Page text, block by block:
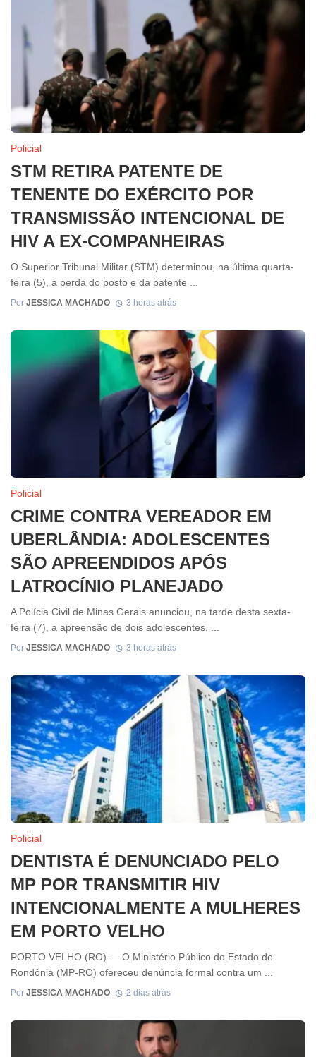
Policial
STM RETIRA PATENTE DE
TENENTE DO EXÉRCITO POR
TRANSMISSÃO INTENCIONAL DE
HIV A EX-COMPANHEIRAS
O Superior Tribunal Militar (STM) determinou, na última quarta-
feira (5), a perda do posto e da patente ...
Por JESSICA MACHADO 3 horas atrás
Policial
CRIME CONTRA VEREADOR EM
UBERLÂNDIA: ADOLESCENTES
SÃO APREENDIDOS APÓS
LATROCÍNIO PLANEJADO
A Polícia Civil de Minas Gerais anunciou, na tarde desta sexta-
feira (7), a apreensão de dois adolescentes, ...
Por JESSICA MACHADO 3 horas atrás
Policial
DENTISTA É DENUNCIADO PELO
MP POR TRANSMITIR HIV
INTENCIONALMENTE A MULHERES
EM PORTO VELHO
PORTO VELHO (RO) — O Ministério Público do Estado de
Rondônia (MP-RO) ofereceu denúncia formal contra um ...
Por JESSICA MACHADO 2 dias atrás